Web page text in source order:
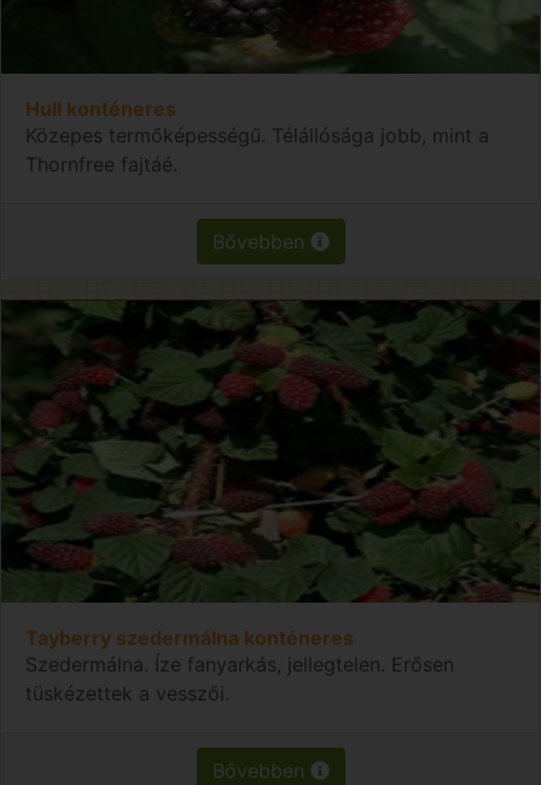
Hull konténeres
Közepes termőképességű. Télállósága jobb, mint a
Thornfree fajtáé.
Bővebben
Tayberry szedermálna konténeres
Szedermálna. Íze fanyarkás, jellegtelen. Erősen
tüskézettek a vesszői.
Bővebben